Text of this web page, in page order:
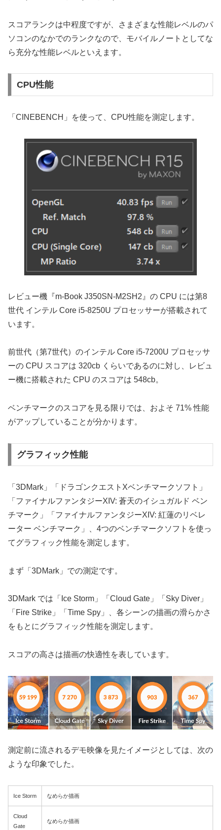
スコアランクは中程度ですが、さまざまな性能レベルのパ
ソコンのなかでのランクなので、モバイルノートとしてな
ら充分な性能レベルといえます。
CPU性能
「CINEBENCH」を使って、CPU性能を測定します。
レビュー機『m-Book J350SN-M2SH2』の CPU には第8
世代 インテル Core i5-8250U プロセッサーが搭載されて
います。
前世代（第7世代）のインテル Core i5-7200U プロセッサ
ーの CPU スコアは 320cb くらいであるのに対し、レビュ
ー機に搭載された CPU のスコアは 548cb。
ベンチマークのスコアを見る限りでは、およそ 71% 性能
がアップしていることが分かります。
グラフィック性能
「3DMark」「ドラゴンクエストXベンチマークソフト」
「ファイナルファンタジーXIV: 蒼天のイシュガルド ベン
チマーク」「ファイナルファンタジーXIV: 紅蓮のリベレ
ーター ベンチマーク」、4つのベンチマークソフトを使っ
てグラフィック性能を測定します。
まず「3DMark」での測定です。
3DMark では「Ice Storm」「Cloud Gate」「Sky Diver」
「Fire Strike」「Time Spy」、各シーンの描画の滑らかさ
をもとにグラフィック性能を測定します。
スコアの高さは描画の快適性を表しています。
測定前に流されるデモ映像を見たイメージとしては、次の
ような印象でした。
Ice Storm なめらか描画
Cloud
Gate
なめらか描画